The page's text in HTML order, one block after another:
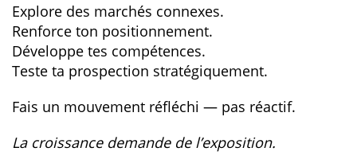
Explore des marchés connexes.
Renforce ton positionnement.
Développe tes compétences.
Teste ta prospection stratégiquement.
Fais un mouvement réfléchi — pas réactif.
La croissance demande de l’exposition.